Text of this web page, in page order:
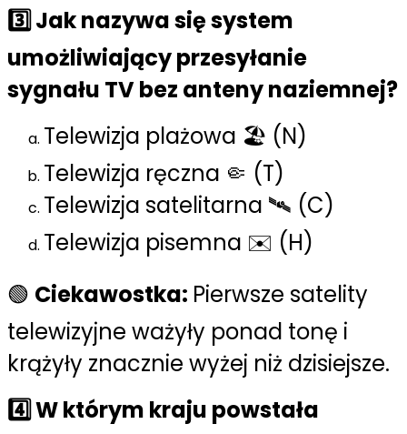
3️⃣ Jak nazywa się system
umożliwiający przesyłanie
sygnału TV bez anteny naziemnej?
Telewizja plażowa 🏖️ (N)
Telewizja ręczna 🤏 (T)
Telewizja satelitarna 🛰️ (C)
Telewizja pisemna ✉️ (H)
🟢 Ciekawostka: Pierwsze satelity
telewizyjne ważyły ponad tonę i
krążyły znacznie wyżej niż dzisiejsze.
4️⃣ W którym kraju powstała